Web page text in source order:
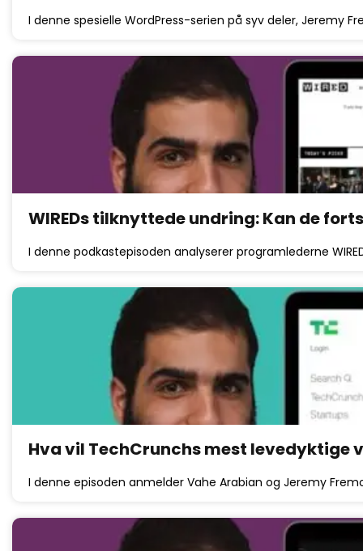
I denne spesielle WordPress-serien på syv deler, Jeremy
WIREDs tilknyttede undring: Kan de
I denne podkastepisoden analyserer programlederne
Hva vil TechCrunchs mest
I denne episoden anmelder Vahe Arabian og Jeremy